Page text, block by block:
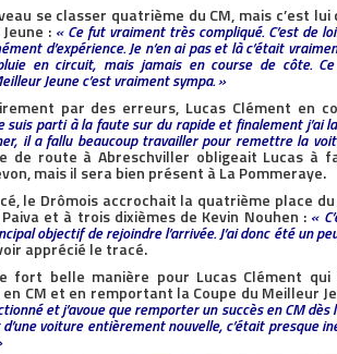
se classer quatrième du CM, mais c’est
: « Ce fut vraiment très compliqué. C’est de
d’expérience. Je n’en ai pas et là c’était
en circuit, mais jamais en course de côte.
Jeune c’est vraiment sympa. »
par des erreurs, Lucas Clément en
suis parti à la faute sur du rapide et finalement j’ai
il a fallu beaucoup travailler pour remettre la
de route à Abreschviller obligeait Lucas à
mais il sera bien présent à La Pommeraye.
le Drômois accrochait la quatrième place
et à trois dixièmes de Kevin Nouhen : «
objectif de rejoindre l’arrivée. J’ai donc été un
apprécié le tracé.
fort belle manière pour Lucas Clément qui
CM et en remportant la Coupe du Meilleur
et j’avoue que remporter un succès en CM dès
voiture entièrement nouvelle, c’était presque